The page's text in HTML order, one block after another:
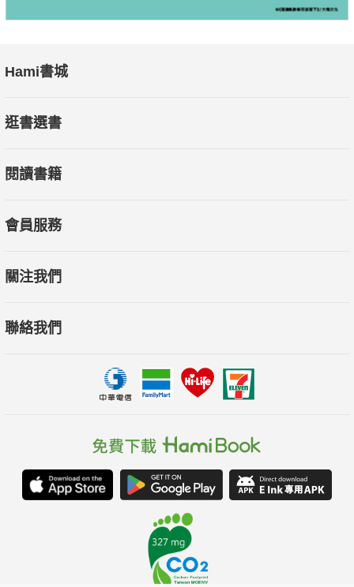
Hami書城
逛書選書
閱讀書籍
會員服務
關注我們
聯絡我們